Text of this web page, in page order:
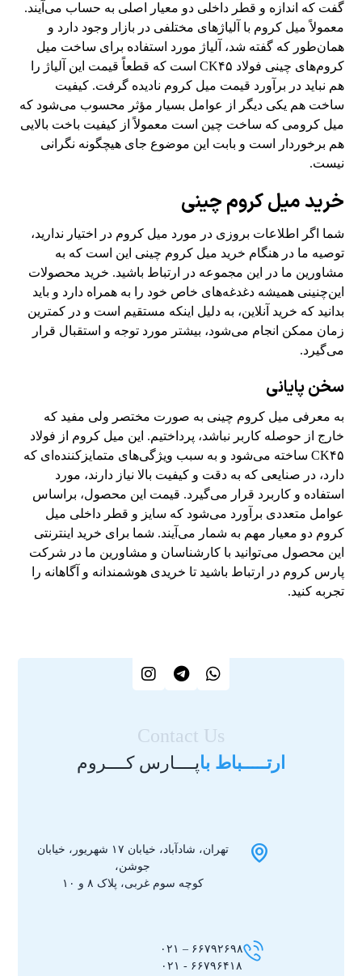
گفت که اندازه و قطر داخلی دو معیار اصلی به حساب می‌آیند.
معمولاً میل کروم با آلیاژهای مختلفی در بازار وجود دارد و
همان‌طور که گفته شد، آلیاژ مورد استفاده برای ساخت میل
کروم‌های چینی فولاد CK۴۵ است که قطعاً قیمت این آلیاژ را
هم نباید در برآورد قیمت میل کروم نادیده گرفت. کیفیت
ساخت هم یکی دیگر از عوامل بسیار مؤثر محسوب می‌شود که
میل کرومی که ساخت چین است معمولاً از کیفیت باخت بالایی
هم برخوردار است و بابت این موضوع جای هیچگونه نگرانی
نیست.
خرید میل کروم چینی
شما اگر اطلاعات بروزی در مورد میل کروم در اختیار ندارید،
توصیه ما در هنگام خرید میل کروم چینی این است که به
مشاورین ما در این مجموعه در ارتباط باشید. خرید محصولات
این‌چنینی همیشه دغدغه‌های خاص خود را به همراه دارد و باید
بدانید که خرید آنلاین، به دلیل اینکه مستقیم است و در کمترین
زمان ممکن انجام می‌شود، بیشتر مورد توجه و استقبال قرار
می‌گیرد.
سخن پایانی
به معرفی میل کروم چینی به صورت مختصر ولی مفید که
خارج از حوصله کاربر نباشد، پرداختیم. این میل کروم از فولاد
CK۴۵ ساخته می‌شود و به سبب ویژگی‌های متمایزکننده‌ای که
دارد، در صنایعی که به دقت و کیفیت بالا نیاز دارند، مورد
استفاده و کاربرد قرار می‌گیرد. قیمت این محصول، براساس
عوامل متعددی برآورد می‌شود که سایز و قطر داخلی میل
کروم دو معیار مهم به شمار می‌آیند. شما برای خرید اینترنتی
این محصول می‌توانید با کارشناسان و مشاورین ما در شرکت
پارس کروم در ارتباط باشید تا خریدی هوشمندانه و آگاهانه را
تجربه کنید.
Contact Us
ارتـــــباط باپــــارس کــــروم
تهران، شادآباد، خیابان ۱۷ شهریور، خیابان
جوشن،
کوچه سوم غربی، پلاک ۸ و ۱۰
۶۶۷۹۲۶۹۸ – ۰۲۱
۶۶۷۹۶۴۱۸ - ۰۲۱